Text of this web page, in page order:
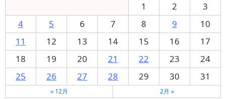
1
2
3
4
5 6 7 8 9
10
11
12 13 14 15 16
17
18
19 20 21 22 23
24
25
26 27 28 29 30 31
« 12月 2月 »